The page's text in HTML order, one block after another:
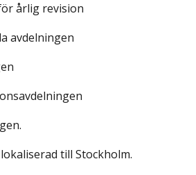
årlig revision
till Stockholm.